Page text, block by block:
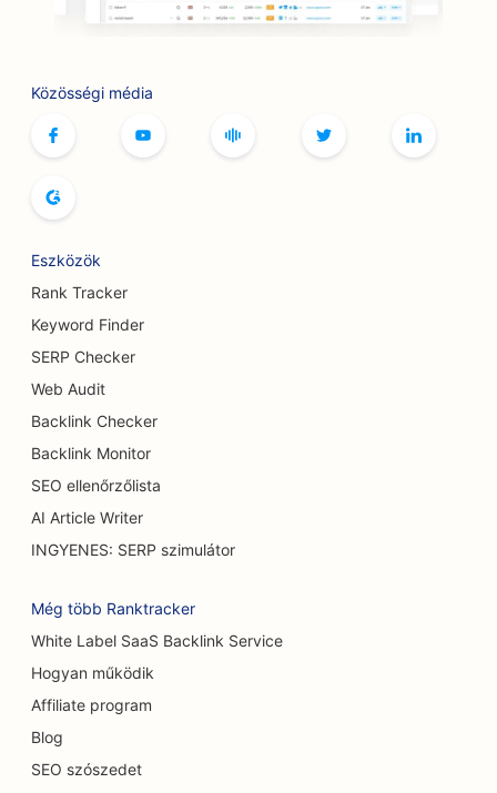
SEO butikok számára
SEO a bowlingpályák számára
SEO a társasjáték kávézók számára
SEO a mellnagyobbítási szolgáltatásokhoz
SEO büfé éttermek számára
SEO az égési sebészek számára
SEO kávézók számára
SEO a cukrászdák számára
SEO autómosók számára
SEO autókereskedések számára
SEO a takarítási szolgáltatások számára
Közösségi média
Eszközök
Rank Tracker
Keyword Finder
SERP Checker
Web Audit
Backlink Checker
Backlink Monitor
SEO ellenőrzőlista
AI Article Writer
INGYENES: SERP szimulátor
Még több Ranktracker
White Label SaaS Backlink Service
Hogyan működik
Affiliate program
Blog
SEO szószedet